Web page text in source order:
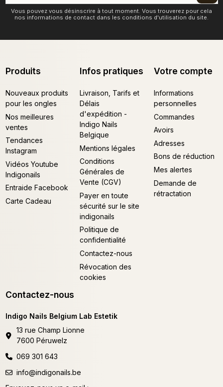
Vous pouvez vous désinscrire à tout moment. Vous trouverez pour cela
nos informations de contact dans les conditions d'utilisation du site.
Produits
Nouveaux produits
pour les ongles
Nos meilleures
ventes
Tendances
Instagram
Vidéos Youtube
Indigonails
Entraide Facebook
Carte Cadeau
Infos pratiques
Livraison, Tarifs et
Délais
d'expédition -
Indigo Nails
Belgique
Mentions légales
Conditions
Générales de
Vente (CGV)
Payer en toute
sécurité sur le site
indigonails
Politique de
confidentialité
Contactez-nous
Révocation des
cookies
Votre compte
Informations
personnelles
Commandes
Avoirs
Adresses
Bons de réduction
Mes alertes
Demande de
rétractation
Contactez-nous
Indigo Nails Belgium Lab Estetik
13 rue Champ Lionne
7600 Péruwelz
069 301 643
info@indigonails.be